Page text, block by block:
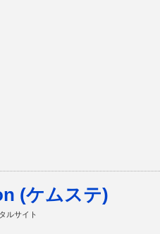
(ケムステ)
ルサイト